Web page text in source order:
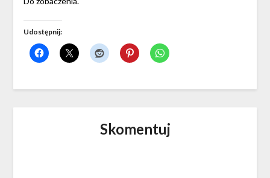
Udostępnij:
Skomentuj